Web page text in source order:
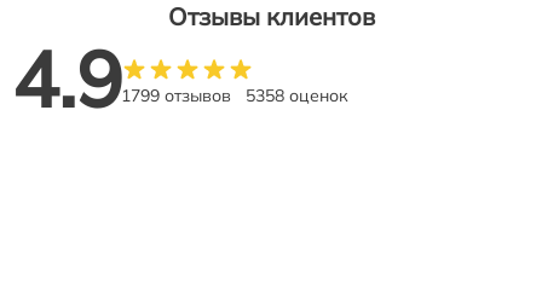
Отзывы клиентов
4.91799 отзывов 5358 оценок